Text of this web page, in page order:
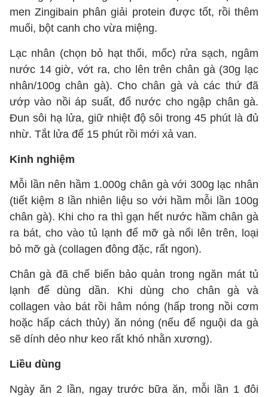
men Zingibain phân giải protein được tốt, rồi thêm
muối, bột canh cho vừa miệng.
Lạc nhân (chọn bỏ hạt thối, mốc) rửa sạch, ngâm
nước 14 giờ, vớt ra, cho lên trên chân gà (30g lạc
nhân/100g chân gà). Cho chân gà và các thứ đã
ướp vào nồi áp suất, đổ nước cho ngập chân gà.
Đun sôi hạ lửa, giữ nhiệt độ sôi trong 45 phút là đủ
nhừ. Tắt lửa để 15 phút rồi mới xả van.
Kinh nghiệm
Mỗi lần nên hầm 1.000g chân gà với 300g lạc nhân
(tiết kiệm 8 lần nhiên liệu so với hầm mỗi lần 100g
chân gà). Khi cho ra thì gạn hết nước hầm chân gà
ra bát, cho vào tủ lạnh để mỡ gà nổi lên trên, loại
bỏ mỡ gà (collagen đông đặc, rất ngon).
Chân gà đã chế biến bảo quản trong ngăn mát tủ
lạnh để dùng dần. Khi dùng cho chân gà và
collagen vào bát rồi hâm nóng (hấp trong nồi cơm
hoặc hấp cách thủy) ăn nóng (nếu để nguội da gà
sẽ dính dẻo như keo rất khó nhằn xương).
Liều dùng
Ngày ăn 2 lần, ngay trước bữa ăn, mỗi lần 1 đôi